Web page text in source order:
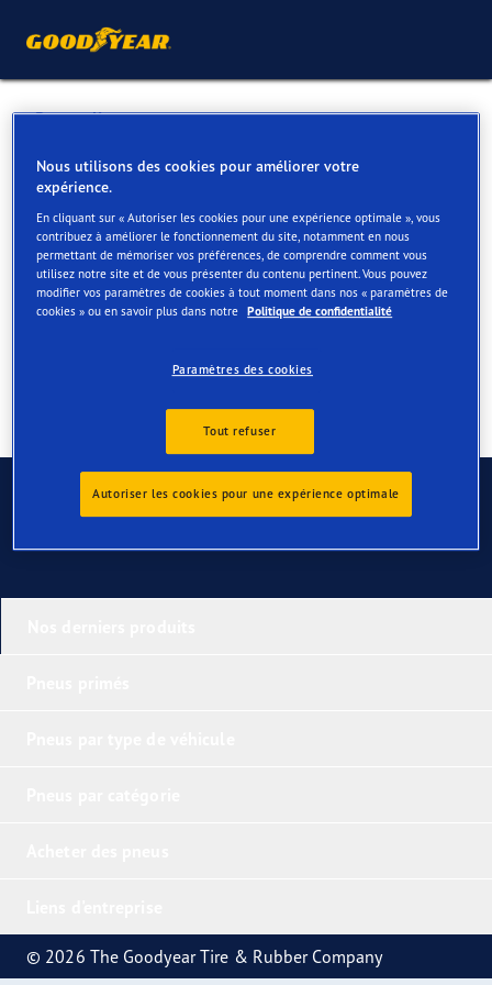
Retour liste
BAERT GARAGE
Services disponibles en ligne et en magasin
Contact Services
Contactez-nous
© 2026 The Goodyear Tire & Rubber Company
Nous utilisons des cookies pour améliorer votre
expérience.
En cliquant sur « Autoriser les cookies pour une expérience optimale », vous
contribuez à améliorer le fonctionnement du site, notamment en nous
permettant de mémoriser vos préférences, de comprendre comment vous
utilisez notre site et de vous présenter du contenu pertinent. Vous pouvez
modifier vos paramètres de cookies à tout moment dans nos « paramètres de
cookies » ou en savoir plus dans notre Politique de confidentialité
Paramètres des cookies
Tout refuser
Autoriser les cookies pour une expérience optimale